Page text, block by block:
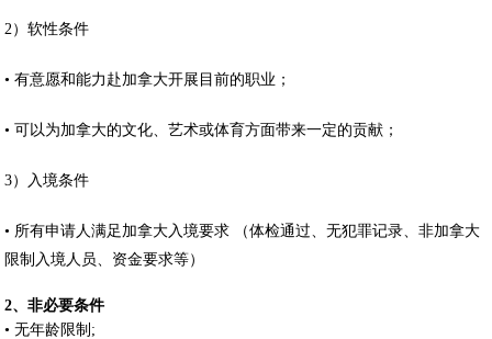
2）软性条件
• 有意愿和能力赴加拿大开展目前的职业；
• 可以为加拿大的文化、艺术或体育方面带来一定的贡献；
3）入境条件
• 所有申请人满足加拿大入境要求 （体检通过、无犯罪记录、非加拿大
限制入境人员、资金要求等）
2、非必要条件
• 无年龄限制;